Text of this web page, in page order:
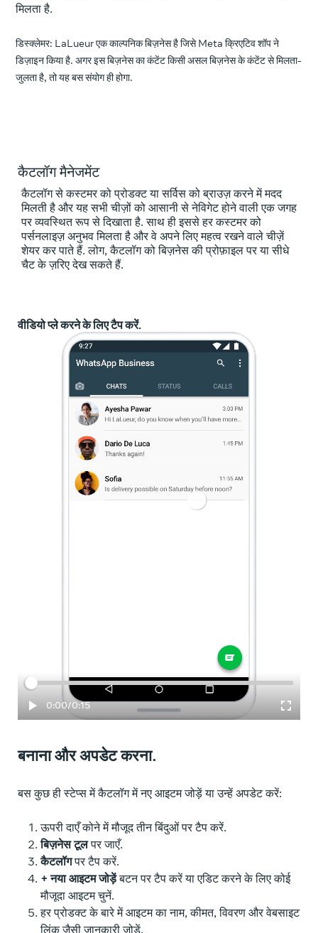
मिलता है.
डिस्क्लेमर: LaLueur एक काल्पनिक बिज़नेस है जिसे Meta क्रिएटिव शॉप ने
डिज़ाइन किया है. अगर इस बिज़नेस का कंटेंट किसी असल बिज़नेस के कंटेंट से मिलता-
जुलता है, तो यह बस संयोग ही होगा.
कैटलॉग मैनेजमेंट
कैटलॉग से कस्टमर को प्रोडक्ट या सर्विस को ब्राउज़ करने में मदद
मिलती है और यह सभी चीज़ों को आसानी से नेविगेट होने वाली एक जगह
पर व्यवस्थित रूप से दिखाता है. साथ ही इससे हर कस्टमर को
पर्सनलाइज़ अनुभव मिलता है और वे अपने लिए महत्व रखने वाले चीज़ें
शेयर कर पाते हैं. लोग, कैटलॉग को बिज़नेस की प्रोफ़ाइल पर या सीधे
चैट के ज़रिए देख सकते हैं.
वीडियो प्ले करने के लिए टैप करें.
0:00/0:15
बनाना और अपडेट करना.
बस कुछ ही स्टेप्स में कैटलॉग में नए आइटम जोड़ें या उन्हें अपडेट करें:
ऊपरी दाएँ कोने में मौजूद तीन बिंदुओं पर टैप करें.
बिज़नेस टूलपर जाएँ.
कैटलॉगपर टैप करें.
+ नया आइटम जोड़ेंबटन पर टैप करें या एडिट करने के लिए कोई
मौजूदा आइटम चुनें.
हर प्रोडक्ट के बारे में आइटम का नाम, कीमत, विवरण और वेबसाइट
लिंक जैसी जानकारी जोड़ें.